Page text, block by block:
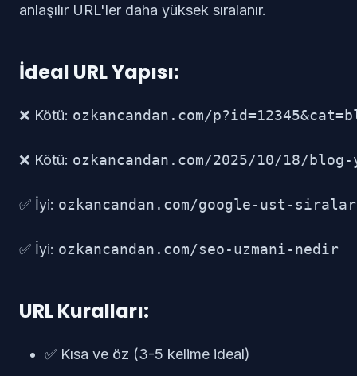
anlaşılır URL'ler daha yüksek sıralanır.
İdeal URL Yapısı:
❌ Kötü: ozkancandan.com/
❌ Kötü: ozkancandan.com/2025/10/18/
✅ İyi: ozkancandan.com/google-ust-
✅ İyi: ozkancandan.com/seo-uzmani-nedir
URL Kuralları:
✅ Kısa ve öz (3-5 kelime ideal)